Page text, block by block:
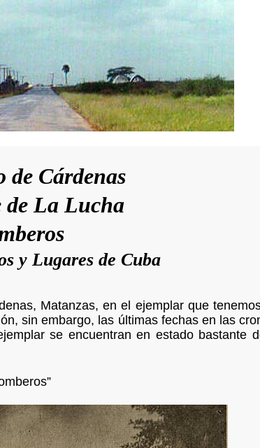
Cárdenas
de La Lucha
y Lugares de Cuba
Matanzas, en el ejemplar que
sin embargo, las últimas fechas en las
se encuentran en estado bastante